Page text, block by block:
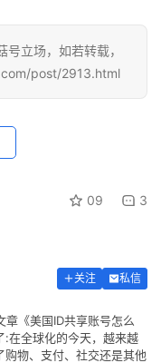
立场，如若转载，
post/2913.html
09 3
关注
私信
《美国ID共享账号怎么
:在全球化的今天，越来越
物、支付、社交还是其他